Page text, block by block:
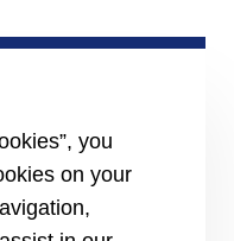
you
on your